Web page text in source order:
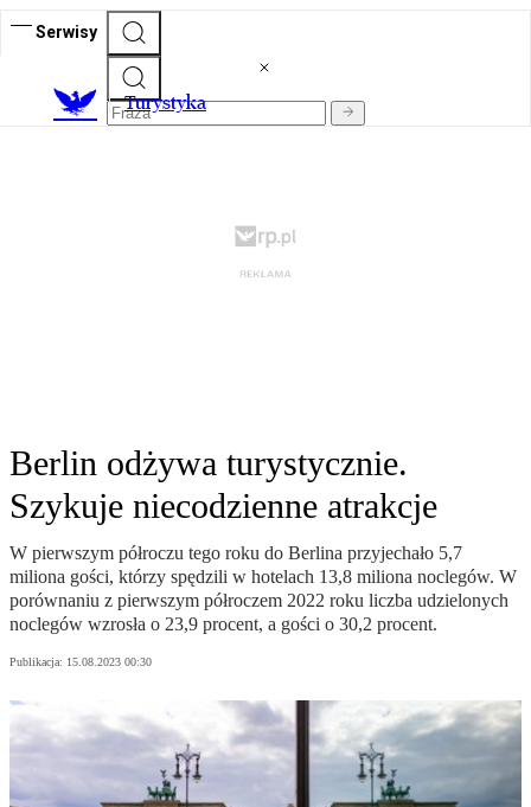
Serwisy
Turystyka
Berlin odżywa turystycznie.
Szykuje niecodzienne atrakcje
W pierwszym półroczu tego roku do Berlina przyjechało 5,7
miliona gości, którzy spędzili w hotelach 13,8 miliona noclegów. W
porównaniu z pierwszym półroczem 2022 roku liczba udzielonych
noclegów wzrosła o 23,9 procent, a gości o 30,2 procent.
Publikacja: 15.08.2023 00:30